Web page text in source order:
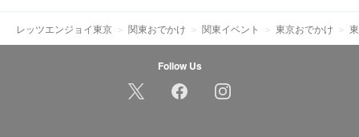
レッツエンジョイ東京 関東おでかけ 関東イベント 東京おでかけ
Follow Us